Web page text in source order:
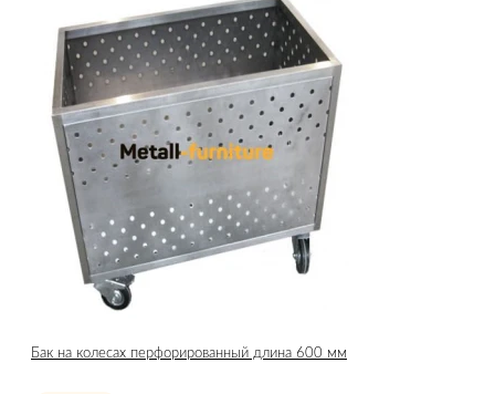
Бак на колесах перфорированный длина 600 мм